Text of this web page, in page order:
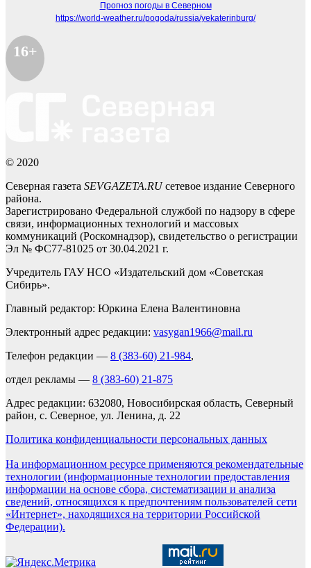
Прогноз погоды в Северном
https://world-weather.ru/pogoda/russia/yekaterinburg/
16+
© 2020
Северная газета SEVGAZETA.RUсетевое издание Северного
района.
Зарегистрировано Федеральной службой по надзору в сфере
связи, информационных технологий и массовых
коммуникаций (Роскомнадзор), свидетельство о регистрации
Эл № ФС77-81025 от 30.04.2021 г.
Учредитель ГАУ НСО «Издательский дом «Советская
Сибирь».
Главный редактор: Юркина Елена Валентиновна
Электронный адрес редакции: vasygan1966@mail.ru
Телефон редакции — 8 (383-60) 21-984,
отдел рекламы — 8 (383-60) 21-875
Адрес редакции: 632080, Новосибирская область, Северный
район, с. Северное, ул. Ленина, д. 22
Политика конфиденциальности персональных данных
На информационном ресурсе применяются рекомендательные
технологии (информационные технологии предоставления
информации на основе сбора, систематизации и анализа
сведений, относящихся к предпочтениям пользователей сети
«Интернет», находящихся на территории Российской
Федерации).